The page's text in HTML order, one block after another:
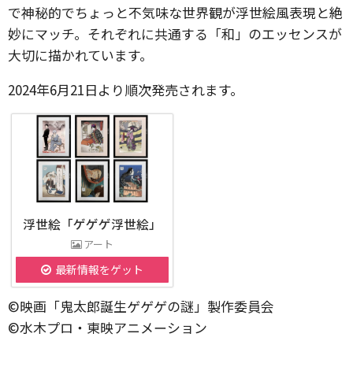
で神秘的でちょっと不気味な世界観が浮世絵風表現と絶
妙にマッチ。それぞれに共通する「和」のエッセンスが
大切に描かれています。
2024年6月21日より順次発売されます。
浮世絵「ゲゲゲ浮世絵」
アート
最新情報をゲット
©映画「鬼太郎誕生ゲゲゲの謎」製作委員会
©水木プロ・東映アニメーション